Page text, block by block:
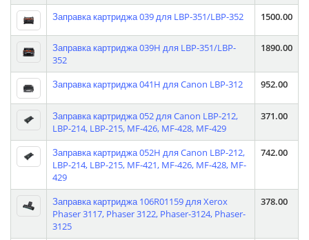
Заправка картриджа 039 для LBP-351/LBP-352 1500.00
Заправка картриджа 039H для LBP-351/LBP-
352
1890.00
Заправка картриджа 041H для Canon LBP-312 952.00
Заправка картриджа 052 для Canon LBP-212,
LBP-214, LBP-215, MF-426, MF-428, MF-429
371.00
Заправка картриджа 052H для Canon LBP-212,
LBP-214, LBP-215, MF-421, MF-426, MF-428, MF-
429
742.00
Заправка картриджа 106R01159 для Xerox
Phaser 3117, Phaser 3122, Phaser-3124, Phaser-
3125
378.00